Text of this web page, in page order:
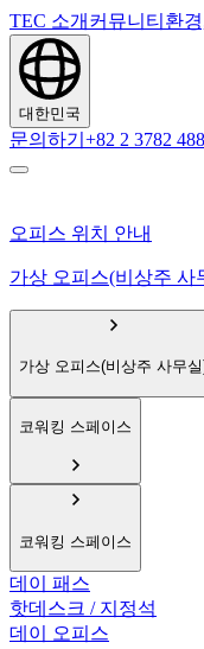
TEC 소개 커뮤니티 환
대한민국
문의하기 +82 2 3782
오피스 위치 안내
가상 오피스(비상주 사
가상 오피스(비상주 사무
코워킹 스페이스
코워킹 스페이스
데이 패스
핫데스크 / 지정석
데이 오피스